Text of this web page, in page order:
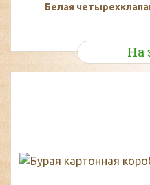
Белая
На